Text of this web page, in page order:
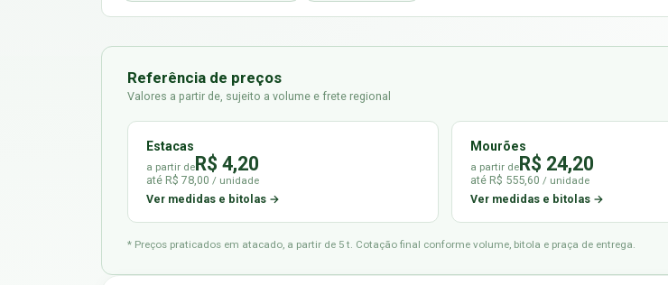
Referência de preços
Valores a partir de, sujeito a volume e frete regional
Estacas
a partir deR$ 4,20
até R$ 78,00 / unidade
Ver medidas e bitolas →
Mourões
a partir deR$ 24,20
até R$ 555,60 / unidade
Ver medidas e bitolas →
* Preços praticados em atacado, a partir de 5 t. Cotação final conforme volume, bitola e praça de entrega.